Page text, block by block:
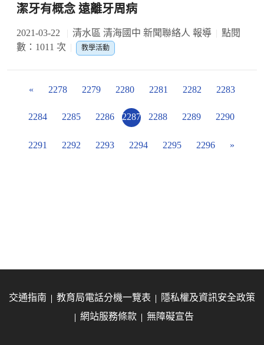
潔牙有概念 遠離牙周病
2021-03-22 清水區 清海國中 新聞聯絡人 報導
點閱
數：1011 次
教學活動
« 2278 2279 2280 2281 2282 2283
2284 2285 2286 2287 2288 2289 2290
2291 2292 2293 2294 2295 2296 »
交通指南 教育局電話分機一覽表
隱私權及資訊安全政策
網站服務條款
無障礙宣告